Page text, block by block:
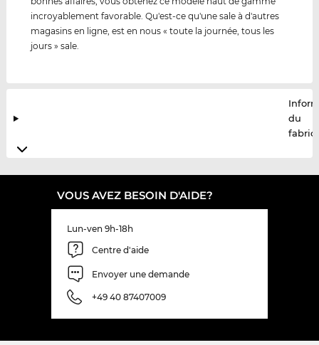
incroyablement favorable. Qu'est-ce qu'une sale à d'autres
magasins en ligne, est en nous « toute la journée, tous les
jours » sale.
du
VOUS AVEZ BESOIN D'AIDE?
Lun-ven 9h-18h
Centre d'aide
Envoyer une demande
+49 40 87407009